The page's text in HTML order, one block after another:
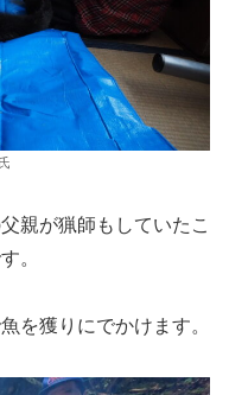
親が猟師もしていたこ
。
を獲りにでかけます。